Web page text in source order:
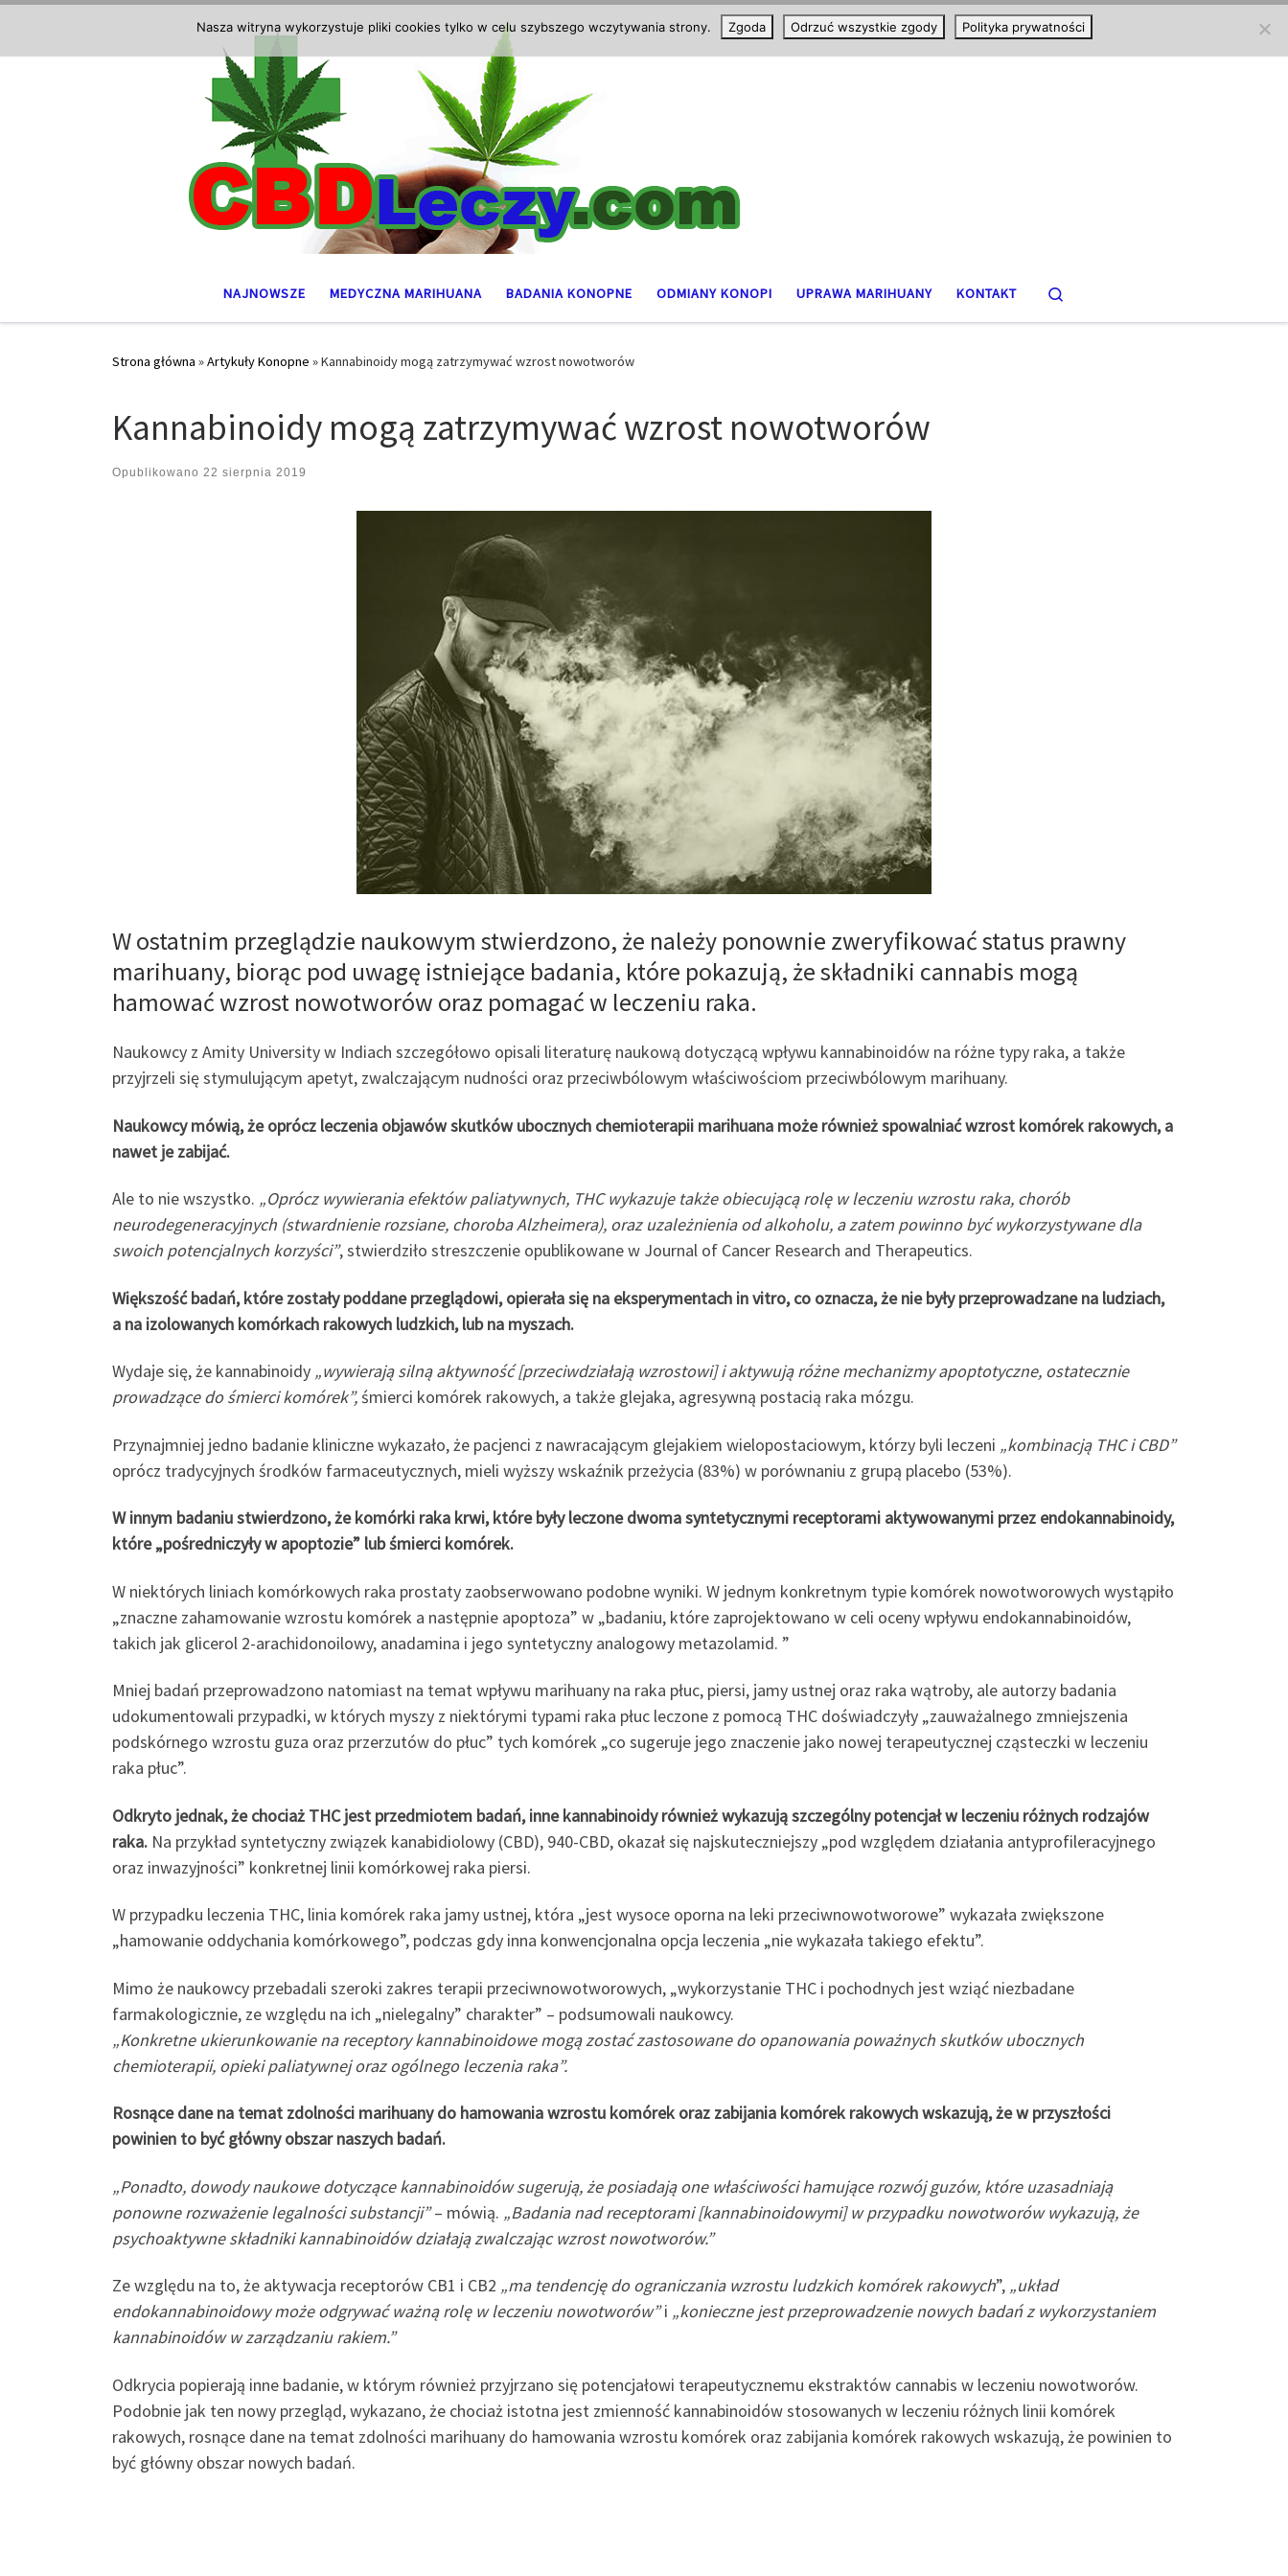
NAJNOWSZE MEDYCZNA MARIHUANA BADANIA KONOPNE ODMIANY KONOPI UPRAWA MARIHUANY KONTAKT
Strona główna »Artykuły Konopne »Kannabinoidy mogą zatrzymywać wzrost nowotworów
Kannabinoidy mogą zatrzymywać wzrost nowotworów
Opublikowano 22 sierpnia 2019
W ostatnim przeglądzie naukowym stwierdzono, że należy ponownie zweryfikować status prawny
marihuany, biorąc pod uwagę istniejące badania, które pokazują, że składniki cannabis mogą
hamować wzrost nowotworów oraz pomagać w leczeniu raka.
Naukowcy z Amity University w Indiach szczegółowo opisali literaturę naukową dotyczącą wpływu kannabinoidów na różne typy raka, a także
przyjrzeli się stymulującym apetyt, zwalczającym nudności oraz przeciwbólowym właściwościom przeciwbólowym marihuany.
Naukowcy mówią, że oprócz leczenia objawów skutków ubocznych chemioterapii marihuana może również spowalniać wzrost komórek rakowych, a
nawet je zabijać.
Ale to nie wszystko. „Oprócz wywierania efektów paliatywnych, THC wykazuje także obiecującą rolę w leczeniu wzrostu raka, chorób
neurodegeneracyjnych (stwardnienie rozsiane, choroba Alzheimera), oraz uzależnienia od alkoholu, a zatem powinno być wykorzystywane dla
swoich potencjalnych korzyści”, stwierdziło streszczenie opublikowane w Journal of Cancer Research and Therapeutics.
Większość badań, które zostały poddane przeglądowi, opierała się na eksperymentach in vitro, co oznacza, że nie były przeprowadzane na ludziach,
a na izolowanych komórkach rakowych ludzkich, lub na myszach.
Wydaje się, że kannabinoidy „wywierają silną aktywność [przeciwdziałają wzrostowi] i aktywują różne mechanizmy apoptotyczne, ostatecznie
prowadzące do śmierci komórek”,śmierci komórek rakowych, a także glejaka, agresywną postacią raka mózgu.
Przynajmniej jedno badanie kliniczne wykazało, że pacjenci z nawracającym glejakiem wielopostaciowym, którzy byli leczeni „kombinacją THC i CBD”
oprócz tradycyjnych środków farmaceutycznych, mieli wyższy wskaźnik przeżycia (83%) w porównaniu z grupą placebo (53%).
W innym badaniu stwierdzono, że komórki raka krwi, które były leczone dwoma syntetycznymi receptorami aktywowanymi przez endokannabinoidy,
które „pośredniczyły w apoptozie” lub śmierci komórek.
W niektórych liniach komórkowych raka prostaty zaobserwowano podobne wyniki. W jednym konkretnym typie komórek nowotworowych wystąpiło
„znaczne zahamowanie wzrostu komórek a następnie apoptoza” w „badaniu, które zaprojektowano w celi oceny wpływu endokannabinoidów,
takich jak glicerol 2-arachidonoilowy, anadamina i jego syntetyczny analogowy metazolamid. ”
Mniej badań przeprowadzono natomiast na temat wpływu marihuany na raka płuc, piersi, jamy ustnej oraz raka wątroby, ale autorzy badania
udokumentowali przypadki, w których myszy z niektórymi typami raka płuc leczone z pomocą THC doświadczyły „zauważalnego zmniejszenia
podskórnego wzrostu guza oraz przerzutów do płuc” tych komórek „co sugeruje jego znaczenie jako nowej terapeutycznej cząsteczki w leczeniu
raka płuc”.
Odkryto jednak, że chociaż THC jest przedmiotem badań, inne kannabinoidy również wykazują szczególny potencjał w leczeniu różnych rodzajów
raka. Na przykład syntetyczny związek kanabidiolowy (CBD), 940-CBD, okazał się najskuteczniejszy „pod względem działania antyprofileracyjnego
oraz inwazyjności” konkretnej linii komórkowej raka piersi.
W przypadku leczenia THC, linia komórek raka jamy ustnej, która „jest wysoce oporna na leki przeciwnowotworowe” wykazała zwiększone
„hamowanie oddychania komórkowego”, podczas gdy inna konwencjonalna opcja leczenia „nie wykazała takiego efektu”.
Mimo że naukowcy przebadali szeroki zakres terapii przeciwnowotworowych, „wykorzystanie THC i pochodnych jest wziąć niezbadane
farmakologicznie, ze względu na ich „nielegalny” charakter” – podsumowali naukowcy.
„Konkretne ukierunkowanie na receptory kannabinoidowe mogą zostać zastosowane do opanowania poważnych skutków ubocznych
chemioterapii, opieki paliatywnej oraz ogólnego leczenia raka”.
Rosnące dane na temat zdolności marihuany do hamowania wzrostu komórek oraz zabijania komórek rakowych wskazują, że w przyszłości
powinien to być główny obszar naszych badań.
„Ponadto, dowody naukowe dotyczące kannabinoidów sugerują, że posiadają one właściwości hamujące rozwój guzów, które uzasadniają
ponowne rozważenie legalności substancji”– mówią. „Badania nad receptorami [kannabinoidowymi] w przypadku nowotworów wykazują, że
psychoaktywne składniki kannabinoidów działają zwalczając wzrost nowotworów.”
Ze względu na to, że aktywacja receptorów CB1 i CB2 „ma tendencję do ograniczania wzrostu ludzkich komórek rakowych”, „układ
endokannabinoidowy może odgrywać ważną rolę w leczeniu nowotworów”i „konieczne jest przeprowadzenie nowych badań z wykorzystaniem
kannabinoidów w zarządzaniu rakiem.”
Odkrycia popierają inne badanie, w którym również przyjrzano się potencjałowi terapeutycznemu ekstraktów cannabis w leczeniu nowotworów.
Podobnie jak ten nowy przegląd, wykazano, że chociaż istotna jest zmienność kannabinoidów stosowanych w leczeniu różnych linii komórek
rakowych, rosnące dane na temat zdolności marihuany do hamowania wzrostu komórek oraz zabijania komórek rakowych wskazują, że powinien to
być główny obszar nowych badań.
Nasza witryna wykorzystuje pliki cookies tylko w celu szybszego wczytywania strony. Zgoda Odrzuć wszystkie zgody Polityka prywatności